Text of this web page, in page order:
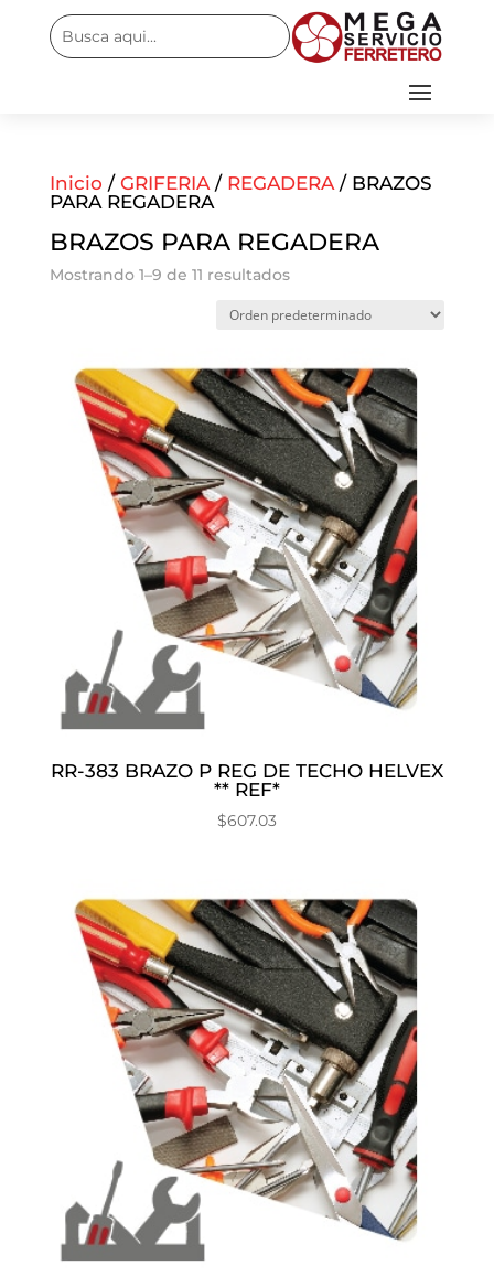
Inicio / GRIFERIA/ REGADERA/ BRAZOS
PARA REGADERA
BRAZOS PARA REGADERA
Mostrando 1–9 de 11 resultados
RR-383 BRAZO P REG DE TECHO HELVEX
** REF*
$607.03